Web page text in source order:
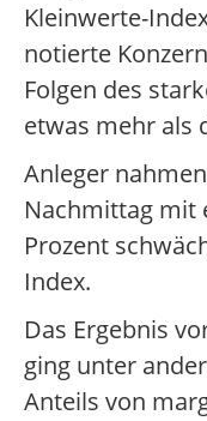
Kleinwerte-
notierte
Folgen des
etwas mehr als
Anleger
Nachmittag mit
Prozent
Index.
Das Ergebnis
ging unter
Anteils von